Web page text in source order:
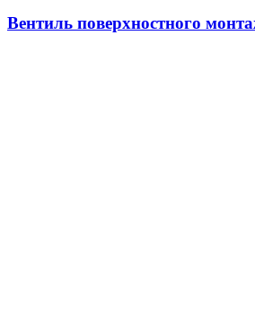
Вентиль поверхностного